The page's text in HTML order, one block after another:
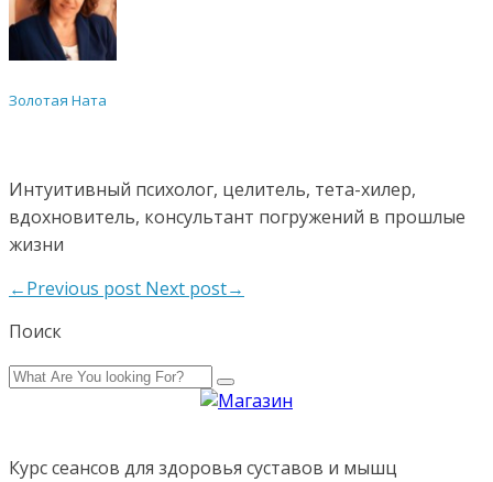
Золотая Ната
Интуитивный психолог, целитель, тета-хилер,
вдохновитель, консультант погружений в прошлые
жизни
←Previous post Next post→
Поиск
Курс сеансов для здоровья суставов и мышц